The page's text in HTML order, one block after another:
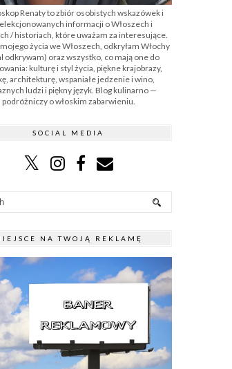
Renaty to zbiór osobistych wskazówek i
informacji o Włoszech i
/ historiach, które uważam za interesujące.
życia we Włoszech, odkryłam Włochy
odkrywam) oraz wszystko, co mają one do
kulturę i styl życia, piękne krajobrazy,
architekturę, wspaniałe jedzenie i wino,
ludzi i piękny język. Blog kulinarno —
podróżniczy o włoskim zabarwieniu.
SOCIAL MEDIA
NA TWOJĄ REKLAMĘ